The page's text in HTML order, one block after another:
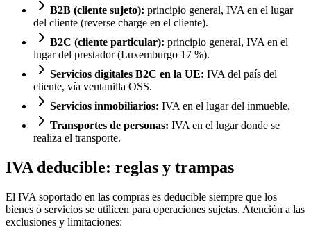
B2B (cliente sujeto): principio general, IVA en el lugar
del cliente (reverse charge en el cliente).
B2C (cliente particular): principio general, IVA en el
lugar del prestador (Luxemburgo 17 %).
Servicios digitales B2C en la UE: IVA del país del
cliente, vía ventanilla OSS.
Servicios inmobiliarios: IVA en el lugar del inmueble.
Transportes de personas: IVA en el lugar donde se
realiza el transporte.
IVA deducible: reglas y trampas
El IVA soportado en las compras es deducible siempre que los
bienes o servicios se utilicen para operaciones sujetas. Atención a las
exclusiones y limitaciones: